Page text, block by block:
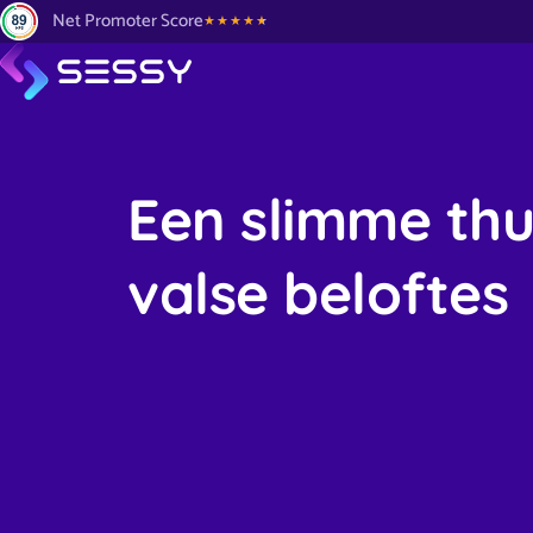
Net Promoter Score
Een slimme
valse beloftes